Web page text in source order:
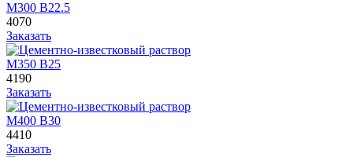
М300 В22.5
4070
Заказать
М350 В25
4190
Заказать
М400 В30
4410
Заказать